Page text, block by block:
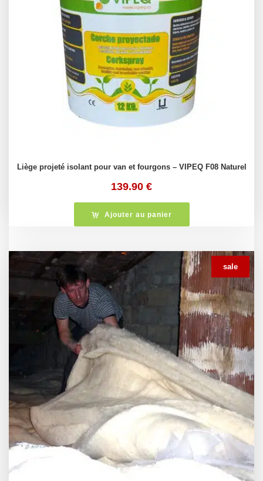
Liège projeté isolant pour van et fourgons – VIPEQ F08 Naturel
139.90 €
Ajouter au panier
sale